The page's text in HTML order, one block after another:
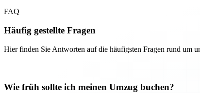
FAQ
Häufig gestellte Fragen
Hier finden Sie Antworten auf die häufigsten Fragen rund um
Wie früh sollte ich meinen Umzug buchen?